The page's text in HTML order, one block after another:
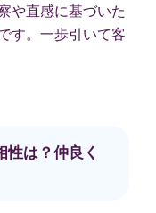
や直感に基づいた
す。一歩引いて客
性は？仲良く